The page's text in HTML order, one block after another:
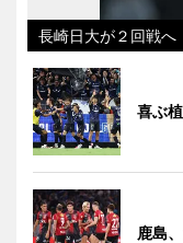
長崎日大が２回戦
喜ぶ
鹿島